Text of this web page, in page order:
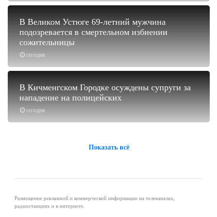
сегодня
В Великом Устюге 69-летний мужчина
подозревается в смертельном избиении
сожительницы
сегодня
В Кичменгском Городке осуждены супруги за
нападение на полицейских
Показать всё
Размещение рекламной и коммерческой информации на телеканалах,
радиостанциях и в интернете.